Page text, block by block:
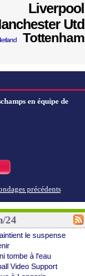
Liverpool
Utd
Tottenham
en équipe de
précédents
24
le suspense
tombe à l'eau
Video Support